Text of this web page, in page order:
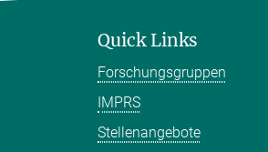
Quick Links
Forschungsgruppen
IMPRS
Stellenangebote